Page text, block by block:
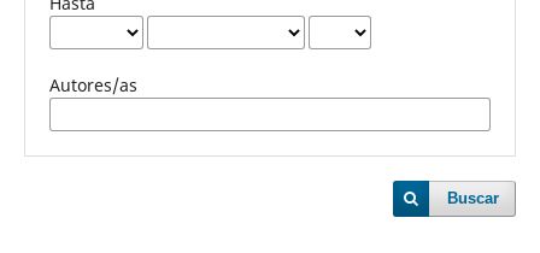
Autores/as
Buscar